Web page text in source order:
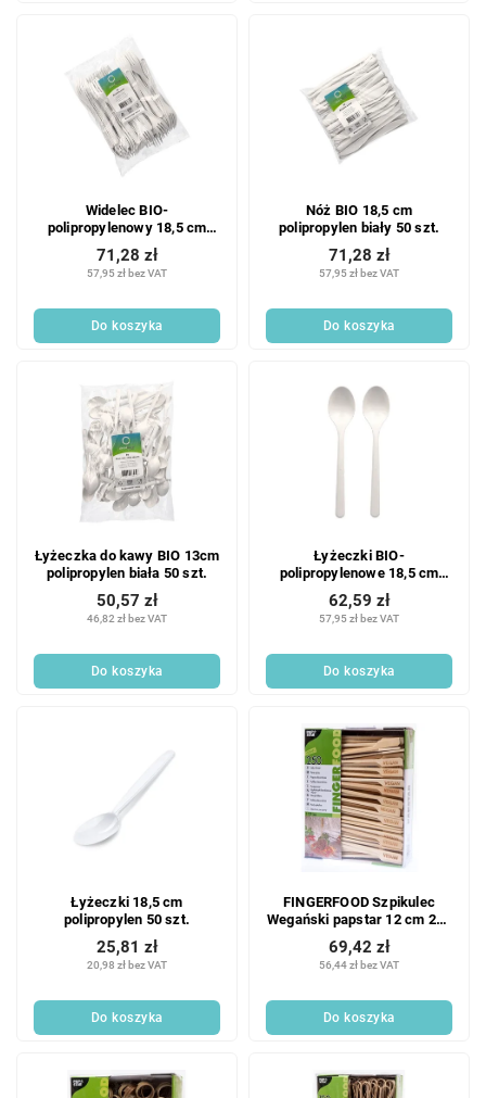
Widelec BIO-
polipropylenowy 18,5 cm
biały 50 szt.
57,95 zł bez VAT
71,28 zł
Do koszyka
Nóż BIO 18,5 cm
polipropylen biały 50 szt.
57,95 zł bez VAT
71,28 zł
Do koszyka
Łyżeczka do kawy BIO 13cm
polipropylen biała 50 szt.
46,82 zł bez VAT
50,57 zł
Do koszyka
Łyżeczki BIO-
polipropylenowe 18,5 cm
białe 50 szt.
57,95 zł bez VAT
62,59 zł
Do koszyka
Łyżeczki 18,5 cm
polipropylen 50 szt.
20,98 zł bez VAT
25,81 zł
Do koszyka
FINGERFOOD Szpikulec
Wegański papstar 12 cm 250
szt.
56,44 zł bez VAT
69,42 zł
Do koszyka